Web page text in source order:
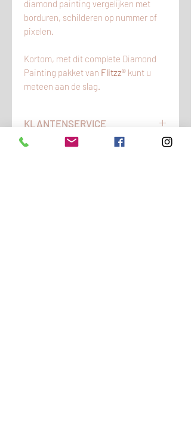
diamond painting vergelijken met
borduren, schilderen op nummer of
pixelen.
Kortom, met dit complete Diamond
Painting pakket van Flitzz® kunt u
meteen aan de slag.
KLANTENSERVICE
Heeft u vragen en/of opmerkingen?